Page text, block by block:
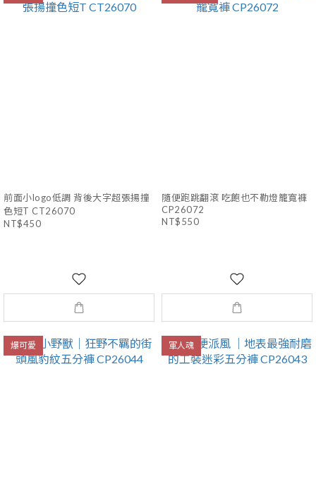
前面小logo低調 背後大字超張揚撞
色短T CT26070
NT$450
隨便跑跳翻滾 吃飽也不勒燈籠寬褲
CP26072
NT$550
爆可愛 軍人魂